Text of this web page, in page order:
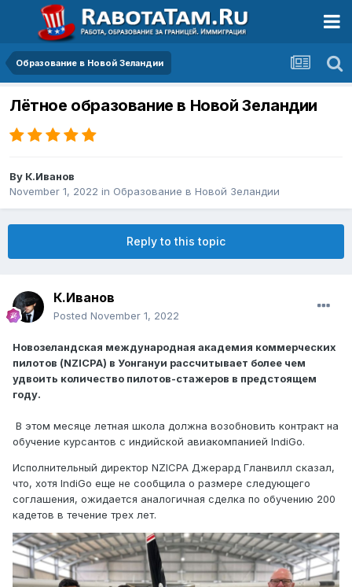
Образование в Новой Зеландии
Лётное образование в Новой Зеландии
By К.Иванов
November 1, 2022 in Образование в Новой Зеландии
Reply to this topic
К.Иванов
Posted November 1, 2022
Новозеландская международная академия коммерческих
пилотов (NZICPA) в Уонгануи рассчитывает более чем
удвоить количество пилотов-стажеров в предстоящем
году.
В этом месяце летная школа должна возобновить контракт на
обучение курсантов с индийской авиакомпанией IndiGo.
Исполнительный директор NZICPA Джерард Гланвилл сказал,
что, хотя IndiGo еще не сообщила о размере следующего
соглашения, ожидается аналогичная сделка по обучению 200
кадетов в течение трех лет.